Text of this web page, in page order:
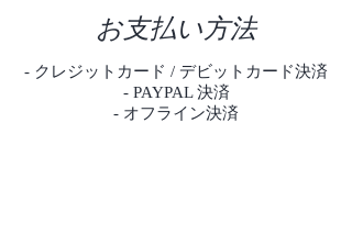
お支払い方法
- クレジットカード / デビットカード決済
- PAYPAL 決済
- オフライン決済